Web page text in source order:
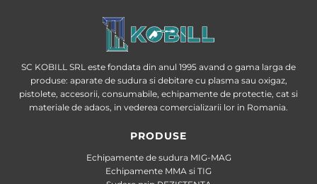
SC KOBILL SRL este fondata din anul 1995 avand o gama larga de
produse: aparate de sudura si debitare cu plasma sau oxigaz,
pistolete, accesorii, consumabile, echipamente de protectie, cat si
materiale de adaos, in vederea comercializarii lor in Romania.
PRODUSE
Echipamente de sudura MIG-MAG
Echipamente MMA si TIG